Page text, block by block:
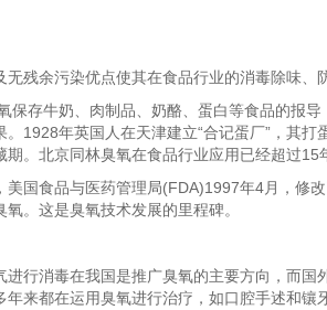
余污染优点使其在食品行业的消毒除味、
存牛奶、肉制品、奶酪、蛋白等食品的报导
。1928年英国人在天津建立“合记蛋厂”，其
。北京同林臭氧在食品行业应用已经超过15
食品与医药管理局(FDA)1997年4月，修改
。这是臭氧技术发展的里程碑。
消毒在我国是推广臭氧的主要方向，而国
年来都在运用臭氧进行治疗，如口腔手述和